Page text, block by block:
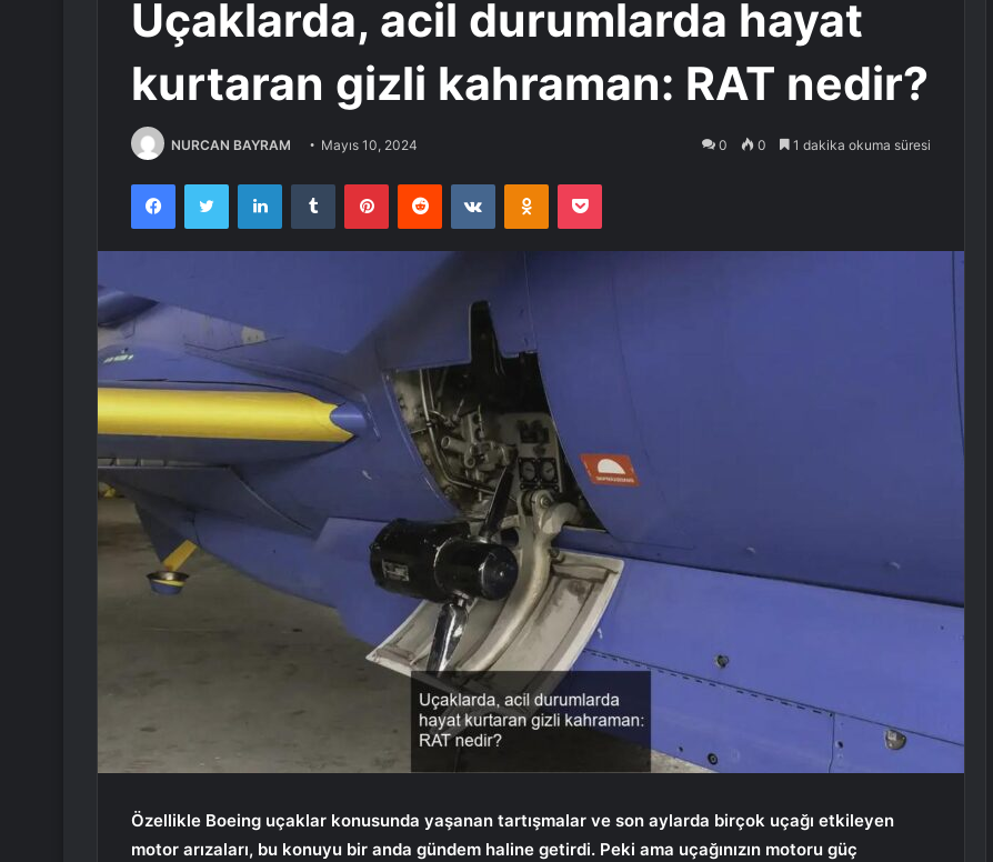
Uçaklarda, acil durumlarda hayat
kurtaran gizli kahraman: RAT nedir?
NURCAN BAYRAM Mayıs 10, 2024 0 0 1 dakika okuma süresi
FacebookTwitter LinkedInTumblr PinterestReddit VKontakteOdnoklassniki
Pocket
Özellikle Boeing uçaklar konusunda yaşanan tartışmalar ve son aylarda birçok uçağı etkileyen
motor arızaları, bu konuyu bir anda gündem haline getirdi. Peki ama uçağınızın motoru güç